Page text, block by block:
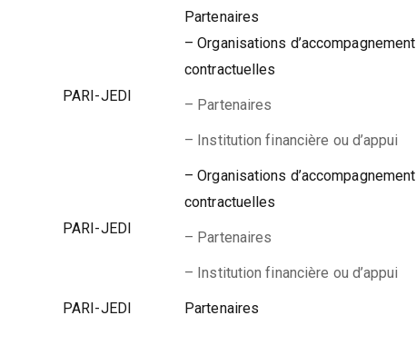
Partenaires
PARI-JEDI
– Organisations d’accompagnement
contractuelles
– Partenaires
– Institution financière ou d’appui
PARI-JEDI
– Organisations d’accompagnement
contractuelles
– Partenaires
– Institution financière ou d’appui
PARI-JEDI Partenaires